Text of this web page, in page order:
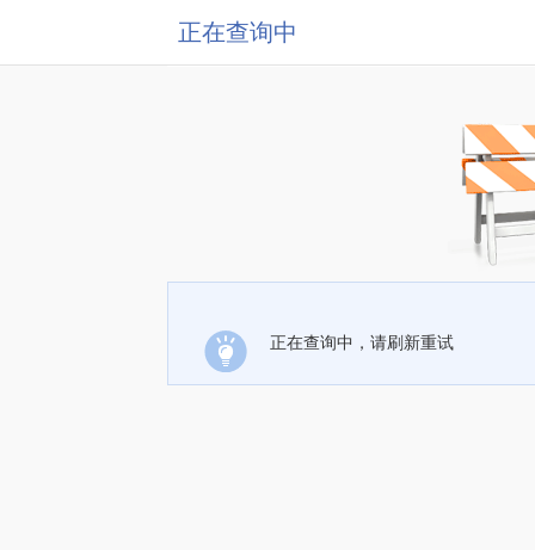
正在查询中
正在查询中，请刷新重试